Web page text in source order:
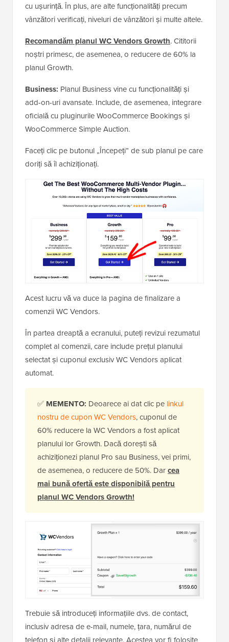
cu ușurință. În plus, are alte funcționalități precum
vânzători verificați, niveluri de vânzători și multe altele.
Recomandăm planul WC Vendors Growth. Cititorii
noștri primesc, de asemenea, o reducere de 60% la
planul Growth.
Business: Planul Business vine cu funcționalități și
add-on-uri avansate. Include, de asemenea, integrare
oficială cu pluginurile WooCommerce Bookings și
WooCommerce Simple Auction.
Faceți clic pe butonul „Începeți” de sub planul pe care
doriți să îl achiziționați.
Acest lucru vă va duce la pagina de finalizare a
comenzii WC Vendors.
În partea dreaptă a ecranului, puteți revizui rezumatul
complet al comenzii, care include prețul planului
selectat și cuponul exclusiv WC Vendors aplicat
automat.
✅ MEMENTO: Deoarece ai dat clic pe linkul
nostru de cupon WC Vendors, cuponul de
60% reducere la WC Vendors a fost aplicat
planului lor Growth. Dacă dorești să
achiziționezi planul Pro sau Business, vei primi,
de asemenea, o reducere de 50%. Darcea
mai bună ofertă este disponibilă pentru
planul WC Vendors Growth!
Trebuie să introduceți informațiile dvs. de contact,
inclusiv adresa de e-mail, numele, țara, numărul de
telefon și alte detalii relevante. Acestea vor fi folosite